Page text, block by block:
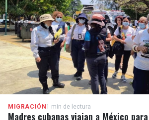
MIGRACIÓN 1 min de lectura
Madres cubanas viajan a México